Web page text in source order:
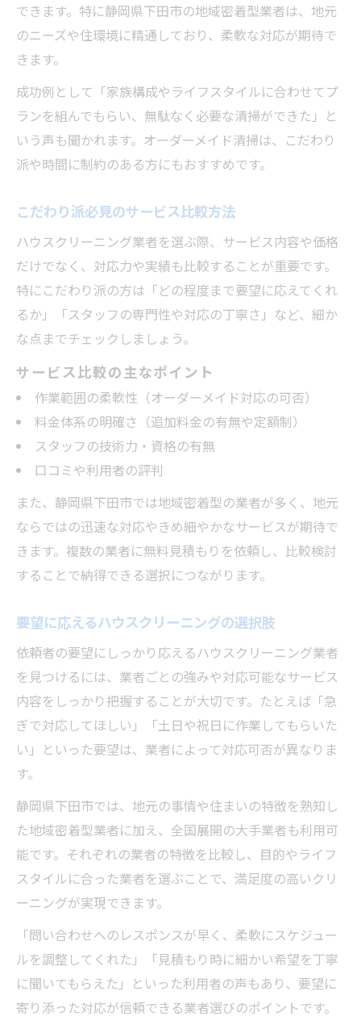
できます。特に静岡県下田市の地域密着型業者は、地元
のニーズや住環境に精通しており、柔軟な対応が期待で
きます。
成功例として「家族構成やライフスタイルに合わせてプ
ランを組んでもらい、無駄なく必要な清掃ができた」と
いう声も聞かれます。オーダーメイド清掃は、こだわり
派や時間に制約のある方にもおすすめです。
こだわり派必見のサービス比較方法
ハウスクリーニング業者を選ぶ際、サービス内容や価格
だけでなく、対応力や実績も比較することが重要です。
特にこだわり派の方は「どの程度まで要望に応えてくれ
るか」「スタッフの専門性や対応の丁寧さ」など、細か
な点までチェックしましょう。
サービス比較の主なポイント
作業範囲の柔軟性（オーダーメイド対応の可否）
料金体系の明確さ（追加料金の有無や定額制）
スタッフの技術力・資格の有無
口コミや利用者の評判
また、静岡県下田市では地域密着型の業者が多く、地元
ならではの迅速な対応やきめ細やかなサービスが期待で
きます。複数の業者に無料見積もりを依頼し、比較検討
することで納得できる選択につながります。
要望に応えるハウスクリーニングの選択肢
依頼者の要望にしっかり応えるハウスクリーニング業者
を見つけるには、業者ごとの強みや対応可能なサービス
内容をしっかり把握することが大切です。たとえば「急
ぎで対応してほしい」「土日や祝日に作業してもらいた
い」といった要望は、業者によって対応可否が異なりま
す。
静岡県下田市では、地元の事情や住まいの特徴を熟知し
た地域密着型業者に加え、全国展開の大手業者も利用可
能です。それぞれの業者の特徴を比較し、目的やライフ
スタイルに合った業者を選ぶことで、満足度の高いクリ
ーニングが実現できます。
「問い合わせへのレスポンスが早く、柔軟にスケジュー
ルを調整してくれた」「見積もり時に細かい希望を丁寧
に聞いてもらえた」といった利用者の声もあり、要望に
寄り添った対応が信頼できる業者選びのポイントです。